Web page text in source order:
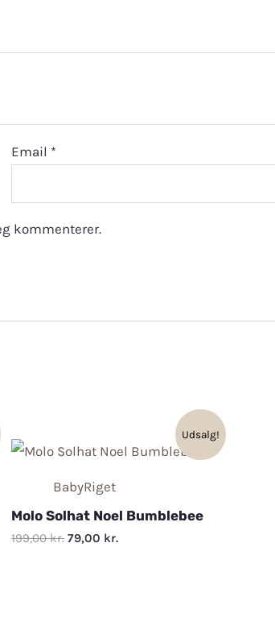
Email *
kommenterer.
Udsalg!
BabyRiget
Molo Solhat Noel Bumblebee
199,00kr. 79,00 kr.